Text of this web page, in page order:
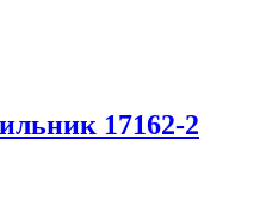
17162-2